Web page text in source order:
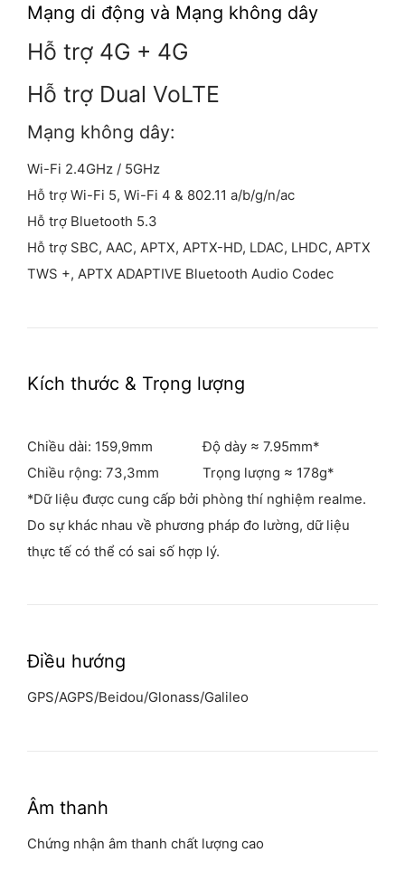
Mạng di động và Mạng không dây
Hỗ trợ 4G + 4G
Hỗ trợ Dual VoLTE
Mạng không dây:
Wi-Fi 2.4GHz / 5GHz
Hỗ trợ Wi-Fi 5, Wi-Fi 4 & 802.11 a/b/g/n/ac
Hỗ trợ Bluetooth 5.3
Hỗ trợ SBC, AAC, APTX, APTX-HD, LDAC, LHDC, APTX
TWS +, APTX ADAPTIVE Bluetooth Audio Codec
Kích thước & Trọng lượng
Chiều dài: 159,9mm
Chiều rộng: 73,3mm
Độ dày ≈ 7.95mm*
Trọng lượng ≈ 178g*
*Dữ liệu được cung cấp bởi phòng thí nghiệm realme.
Do sự khác nhau về phương pháp đo lường, dữ liệu
thực tế có thể có sai số hợp lý.
Điều hướng
GPS/AGPS/Beidou/Glonass/Galileo
Âm thanh
Chứng nhận âm thanh chất lượng cao